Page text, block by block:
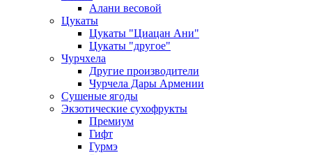
Алани весовой
Цукаты
Цукаты "Циацан Ани"
Цукаты "другое"
Чурчхела
Другие производители
Чурчела Дары Армении
Сушеные ягоды
Экзотические сухофрукты
Премиум
Гифт
Гурмэ